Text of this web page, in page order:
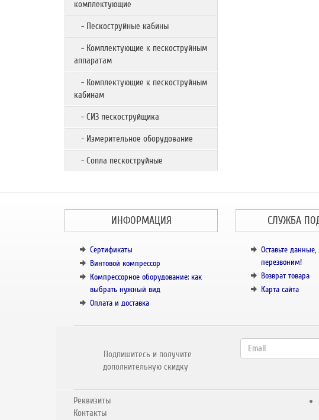
комплектующие
- Пескоструйные кабины
- Комплектующие к пескоструйным
аппаратам
- Комплектующие к пескоструйным
кабинам
- СИЗ пескоструйщика
- Измерительное оборудование
- Сопла пескоструйные
ИНФОРМАЦИЯ
Сертификаты
Винтовой компрессор
Компрессорное оборудование: как
выбрать нужный вид
Оплата и доставка
СЛУЖБА
Оставьте
перезвоним!
Возврат товара
Карта сайта
Подпишитесь и получите
дополнительную скидку
Реквизиты
Контакты